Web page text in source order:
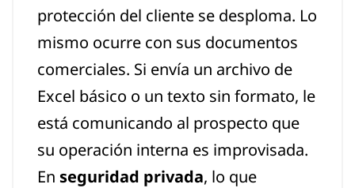
protección del cliente se desploma. Lo
mismo ocurre con sus documentos
comerciales. Si envía un archivo de
Excel básico o un texto sin formato, le
está comunicando al prospecto que
su operación interna es improvisada.
En seguridad privada, lo que